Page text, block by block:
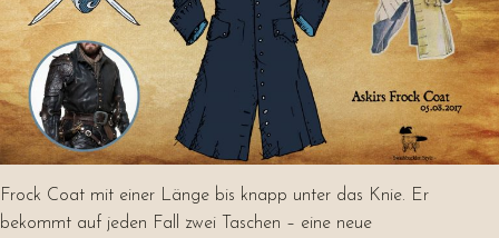
Frock Coat mit einer Länge bis knapp unter das Knie. Er
bekommt auf jeden Fall zwei Taschen – eine neue